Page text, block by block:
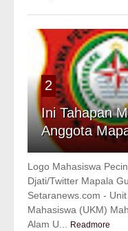
2
Ini Tahapan
Anggota
Logo Mahasiswa
Djati/Twitter Mapala
Setaranews.com -
Mahasiswa (UKM)
Alam U...
Readmore